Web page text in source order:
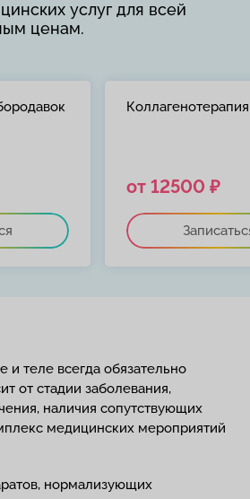
услуг для всей
ценам.
Коллагенотерапия
от 12500 ₽
и теле всегда обязательно
от стадии заболевания,
наличия сопутствующих
медицинских мероприятий
нормализующих